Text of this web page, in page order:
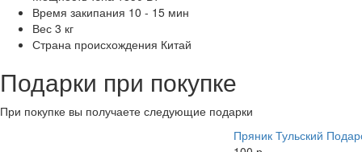
Время закипания 10 - 15 мин
Вес 3 кг
Страна происхождения Китай
Подарки при покупке
При покупке вы получаете следующие подарки
Пряник Тульский